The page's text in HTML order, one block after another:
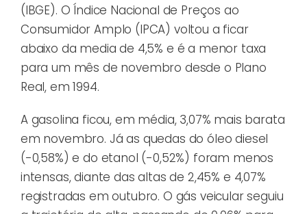
(IBGE). O Índice Nacional de Preços ao
Consumidor Amplo (IPCA) voltou a ficar
abaixo da media de 4,5% e é a menor taxa
para um mês de novembro desde o Plano
Real, em 1994.
A gasolina ficou, em média, 3,07% mais barata
em novembro. Já as quedas do óleo diesel
(-0,58%) e do etanol (-0,52%) foram menos
intensas, diante das altas de 2,45% e 4,07%
registradas em outubro. O gás veicular seguiu